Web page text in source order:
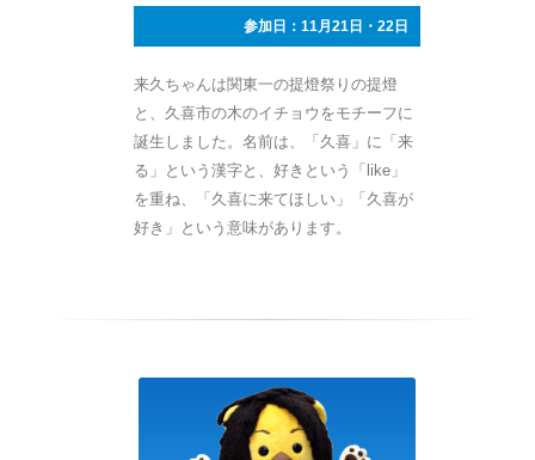
参加日：11月21日・22日
来久ちゃんは関東一の提燈祭りの提燈
と、久喜市の木のイチョウをモチーフに
誕生しました。名前は、「久喜」に「来
る」という漢字と、好きという「like」
を重ね、「久喜に来てほしい」「久喜が
好き」という意味があります。